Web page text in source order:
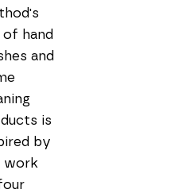
of hand
and
is
by
work